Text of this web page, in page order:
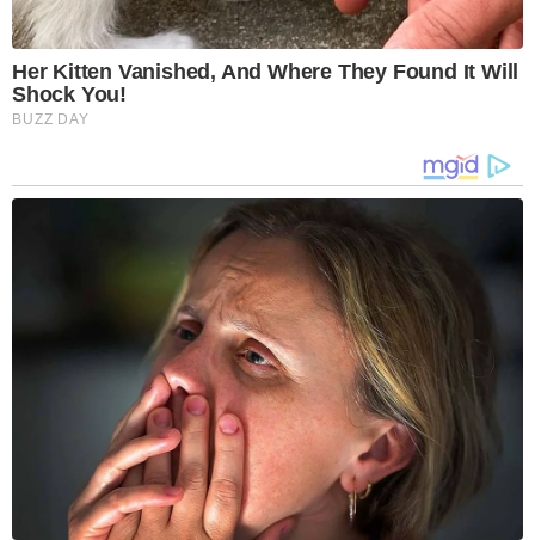
Her Kitten Vanished, And Where They Found It Will
Shock You!
BUZZ DAY